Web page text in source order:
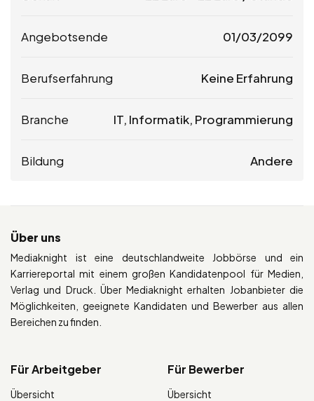
Angebotsende 01/03/2099
Berufserfahrung Keine Erfahrung
Branche IT, Informatik, Programmierung
Bildung Andere
Über uns
Mediaknight ist eine deutschlandweite Jobbörse und ein
Karriereportal mit einem großen Kandidatenpool für Medien,
Verlag und Druck. Über Mediaknight erhalten Jobanbieter die
Möglichkeiten, geeignete Kandidaten und Bewerber aus allen
Bereichen zu finden.
Für Arbeitgeber
Übersicht
Für Bewerber
Übersicht